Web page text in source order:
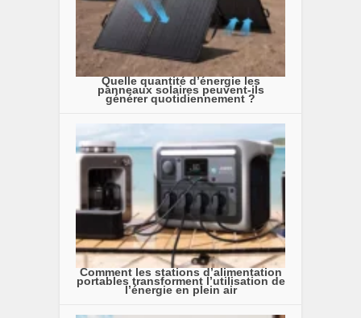
Quelle quantité d’énergie les
panneaux solaires peuvent-ils
générer quotidiennement ?
Comment les stations d’alimentation
portables transforment l’utilisation de
l’énergie en plein air